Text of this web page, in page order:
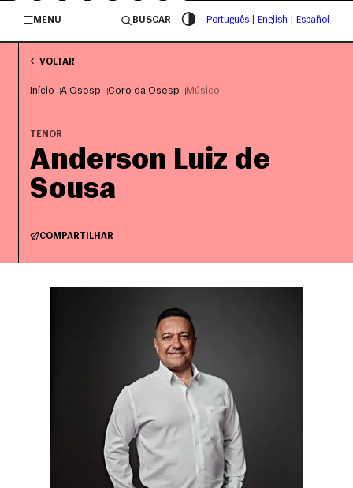
/governosp
MENU
BUSCAR Português English Español
VOLTAR
Início A Osesp Coro da Osesp Músico
TENOR
Anderson Luiz de
Sousa
COMPARTILHAR